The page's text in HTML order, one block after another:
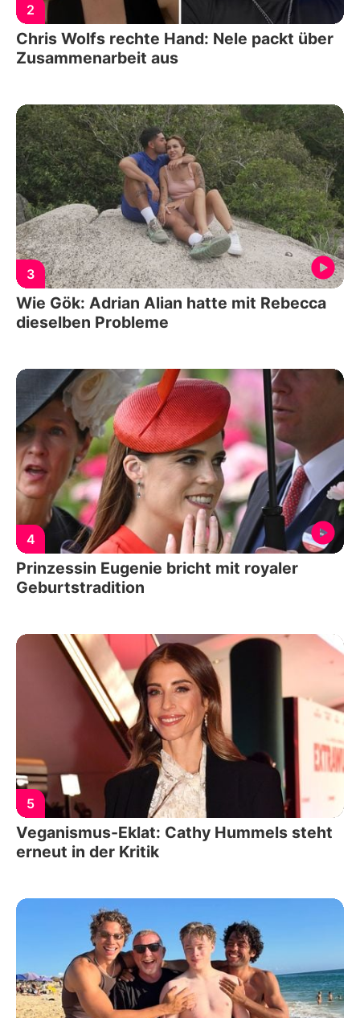
2
Chris Wolfs rechte Hand: Nele packt über
Zusammenarbeit aus
3
Wie Gök: Adrian Alian hatte mit Rebecca
dieselben Probleme
4
Prinzessin Eugenie bricht mit royaler
Geburtstradition
5
Veganismus-Eklat: Cathy Hummels steht
erneut in der Kritik